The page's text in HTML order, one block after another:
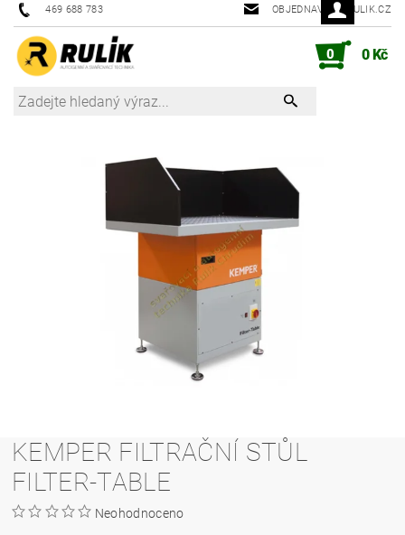
469 688 783 OBJEDNAVKY@RULIK.CZ
0 0 Kč
KEMPER FILTRAČNÍ STŮL
FILTER-TABLE
Neohodnoceno